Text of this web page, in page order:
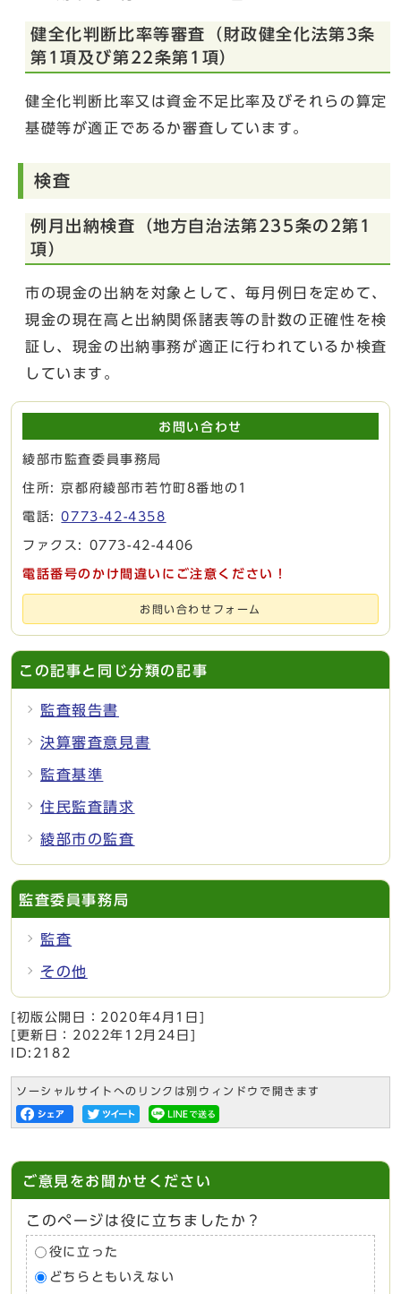
健全化判断比率等審査（財政健全化法第3条
第1項及び第22条第1項）
健全化判断比率又は資金不足比率及びそれらの算定
基礎等が適正であるか審査しています。
検査
例月出納検査（地方自治法第235条の2第1
項）
市の現金の出納を対象として、毎月例日を定めて、
現金の現在高と出納関係諸表等の計数の正確性を検
証し、現金の出納事務が適正に行われているか検査
しています。
お問い合わせ
綾部市監査委員事務局
住所: 京都府綾部市若竹町8番地の1
電話:0773-42-4358
ファクス: 0773-42-4406
電話番号のかけ間違いにご注意ください！
お問い合わせフォーム
この記事と同じ分類の記事
監査報告書
決算審査意見書
監査基準
住民監査請求
綾部市の監査
監査委員事務局
監査
その他
[初版公開日： 2020年4月1日
[更新日： 2022年12月24日
ID:2182
ソーシャルサイトへのリンクは別ウィンドウで開きます
ご意見をお聞かせください
このページは役に立ちましたか？
役に立った
どちらともいえない